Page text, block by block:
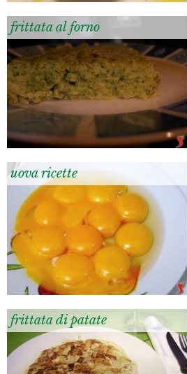
frittata al forno
uova ricette
frittata di patate